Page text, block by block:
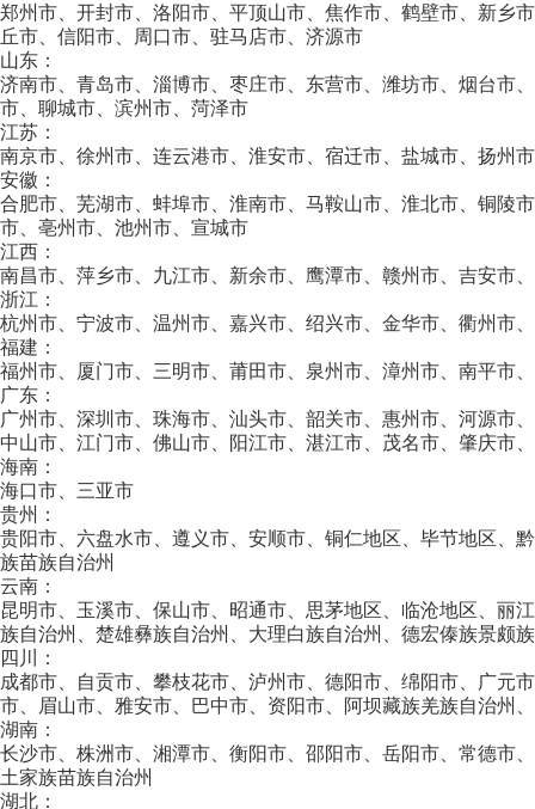
郑州市、开封市、洛阳市、平顶山市、焦作市、鹤壁市、新乡
丘市、信阳市、周口市、驻马店市、济源市
山东：
济南市、青岛市、淄博市、枣庄市、东营市、潍坊市、烟台市
市、聊城市、滨州市、菏泽市
江苏：
南京市、徐州市、连云港市、淮安市、宿迁市、盐城市、扬州
安徽：
合肥市、芜湖市、蚌埠市、淮南市、马鞍山市、淮北市、铜陵
市、亳州市、池州市、宣城市
江西：
南昌市、萍乡市、九江市、新余市、鹰潭市、赣州市、吉安市
浙江：
杭州市、宁波市、温州市、嘉兴市、绍兴市、金华市、衢州市
福建：
福州市、厦门市、三明市、莆田市、泉州市、漳州市、南平市
广东：
广州市、深圳市、珠海市、汕头市、韶关市、惠州市、河源市
中山市、江门市、佛山市、阳江市、湛江市、茂名市、肇庆市
海南：
海口市、三亚市
贵州：
贵阳市、六盘水市、遵义市、安顺市、铜仁地区、毕节地区、
族苗族自治州
云南：
昆明市、玉溪市、保山市、昭通市、思茅地区、临沧地区、丽
族自治州、楚雄彝族自治州、大理白族自治州、德宏傣族景颇
四川：
成都市、自贡市、攀枝花市、泸州市、德阳市、绵阳市、广元
市、眉山市、雅安市、巴中市、资阳市、阿坝藏族羌族自治州
湖南：
长沙市、株洲市、湘潭市、衡阳市、邵阳市、岳阳市、常德市
土家族苗族自治州
湖北：